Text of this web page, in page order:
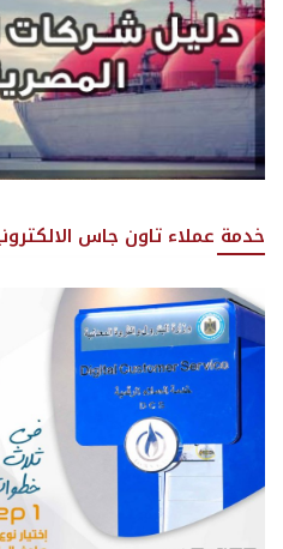
خدمة عملاء تاون جاس